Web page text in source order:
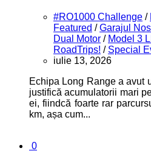
#RO1000 Challenge /
Featured /Garajul
Dual Motor / Model 3
RoadTrips! / Special
iulie 13, 2026
Echipa Long Range a avut
justifică acumulatorii mari
ei, fiindcă foarte rar
km, așa cum...
0